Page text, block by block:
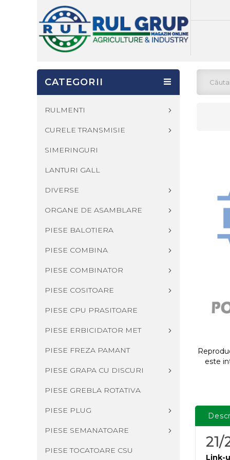
CATEGORII
RULMENTI
CURELE TRANSMISIE
SIMERINGURI
LANTURI GALL
DIVERSE
ORGANE DE ASAMBLARE
PIESE BALOTIERA
PIESE COMBINA
PIESE COMBINATOR
PIESE COSITOARE
PIESE CPU PRASITOARE
PIESE ERBICIDATOR MET
PIESE FREZA PAMANT
PIESE GRAPA CU DISCURI
PIESE GREBLA ROTATIVA
PIESE PLUG
PIESE SEMANATOARE
PIESE TOCATOARE CSU
este
21/
Link-